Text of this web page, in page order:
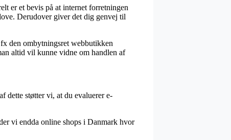
er et bevis på at internet forretningen
Derudover giver det dig genvej til
den ombytningsret webbutikken
altid vil kunne vidne om handlen af
dette støtter vi, at du evaluerer e-
vi endda online shops i Danmark hvor